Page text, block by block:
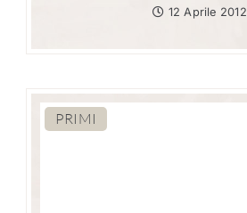
12 Aprile 2012
PRIMI